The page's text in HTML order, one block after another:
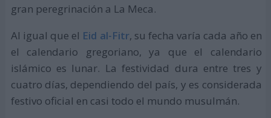
gran peregrinación a La Meca.
Al igual que el Eid al-Fitr, su fecha varía cada año en
el calendario gregoriano, ya que el calendario
islámico es lunar. La festividad dura entre tres y
cuatro días, dependiendo del país, y es considerada
festivo oficial en casi todo el mundo musulmán.